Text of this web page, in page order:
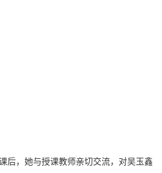
后，她与授课教师亲切交流，对吴玉鑫